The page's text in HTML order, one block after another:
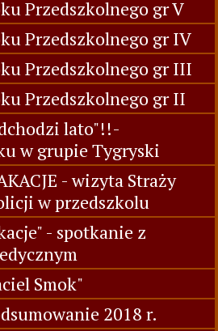
Przedszkolnego gr V
Przedszkolnego gr IV
Przedszkolnego gr III
Przedszkolnego gr II
lato"!!-
w grupie Tygryski
- wizyta Straży
w przedszkolu
- spotkanie z
Smok"
2018 r.